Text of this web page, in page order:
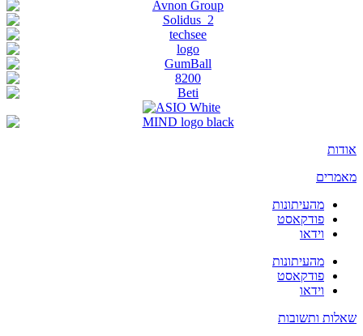
אודות
מאמרים
מהעיתונות
פודקאסט
וידאו
מהעיתונות
פודקאסט
וידאו
שאלות ותשובות